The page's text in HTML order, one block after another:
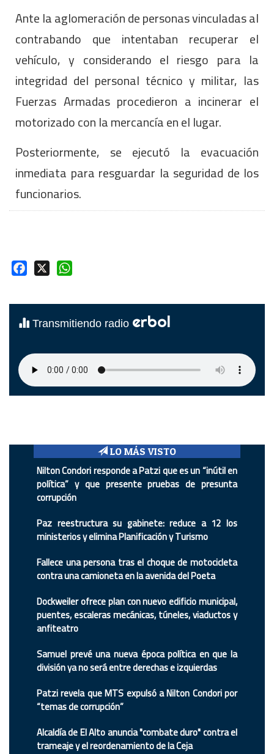
Ante la aglomeración de personas vinculadas al
contrabando que intentaban recuperar el
vehículo, y considerando el riesgo para la
integridad del personal técnico y militar, las
Fuerzas Armadas procedieron a incinerar el
motorizado con la mercancía en el lugar.
Posteriormente, se ejecutó la evacuación
inmediata para resguardar la seguridad de los
funcionarios.
Facebook
Transmitiendo radio erbol
LO MÁS VISTO
Nilton Condori responde a Patzi que es un “inútil en
política” y que presente pruebas de presunta
corrupción
Paz reestructura su gabinete: reduce a 12 los
ministerios y elimina Planificación y Turismo
Fallece una persona tras el choque de motocicleta
contra una camioneta en la avenida del Poeta
Dockweiler ofrece plan con nuevo edificio municipal,
puentes, escaleras mecánicas, túneles, viaductos y
anfiteatro
Samuel prevé una nueva época política en que la
división ya no será entre derechas e izquierdas
Patzi revela que MTS expulsó a Nilton Condori por
“temas de corrupción”
Alcaldía de El Alto anuncia "combate duro" contra el
trameaje y el reordenamiento de la Ceja